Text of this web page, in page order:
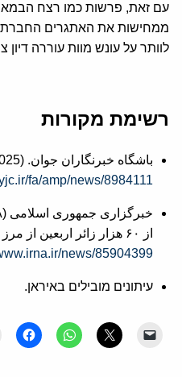
עם זאת, פרשות כמו רצח הבמאי
ממחישות את האתגרים
לוותר על עונש מוות עוררה דיון
רשימת מקורות
باشگاه خبرنگاران جوان. (2025, אוגוסט 3).‏
fa/amp/news/8984111
از ۶۰ هزار زائر اربعین از مرز خسروی تردد کردند.‏
news/85904399
עיתונים מובילים באיראן.